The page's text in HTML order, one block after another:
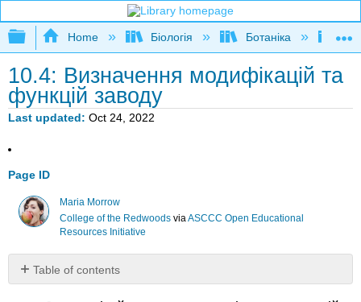
Expand/collapse global hierarchy
Home Біологія Ботаніка
10.4: Визначення модифікацій та
функцій заводу
Last updated Oct 24, 2022
Page ID
Maria Morrow
College of the RedwoodsviaASCCC Open Educational
Resources Initiative
Table of contents